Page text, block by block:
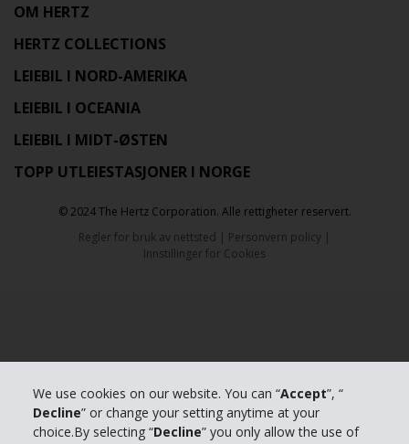
We use cookies on our website. You can “Accept”, “
Decline” or change your setting anytime at your
choice.By selecting “Decline” you only allow the use of
OM HERTZ
HERTZ COLLECTIONS
LEIEBIL I NORD-AMERIKA
LEIEBIL I OCEANIA
LEIEBIL I MIDT-ØSTEN
TOPP UTLEIESTASJONER I NORGE
© 2024 The Hertz Corporation. Alle rettigheter reservert.
Regler for bruk av nettsted | Personvern policy |
Innstillinger for Cookies